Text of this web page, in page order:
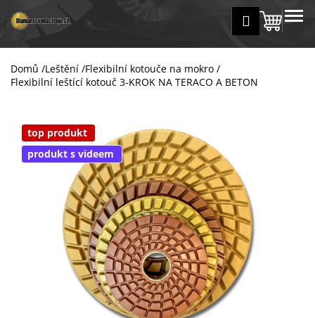
na
obsah
Přihlášení
košík
MENU
Domů /Leštění /Flexibilní kotouče na mokro /
Flexibilní leštící kotouč 3-KROK NA TERACO A BETON
top produkt
produkt s videem
š
Zpět
Zpět
C
o
ř